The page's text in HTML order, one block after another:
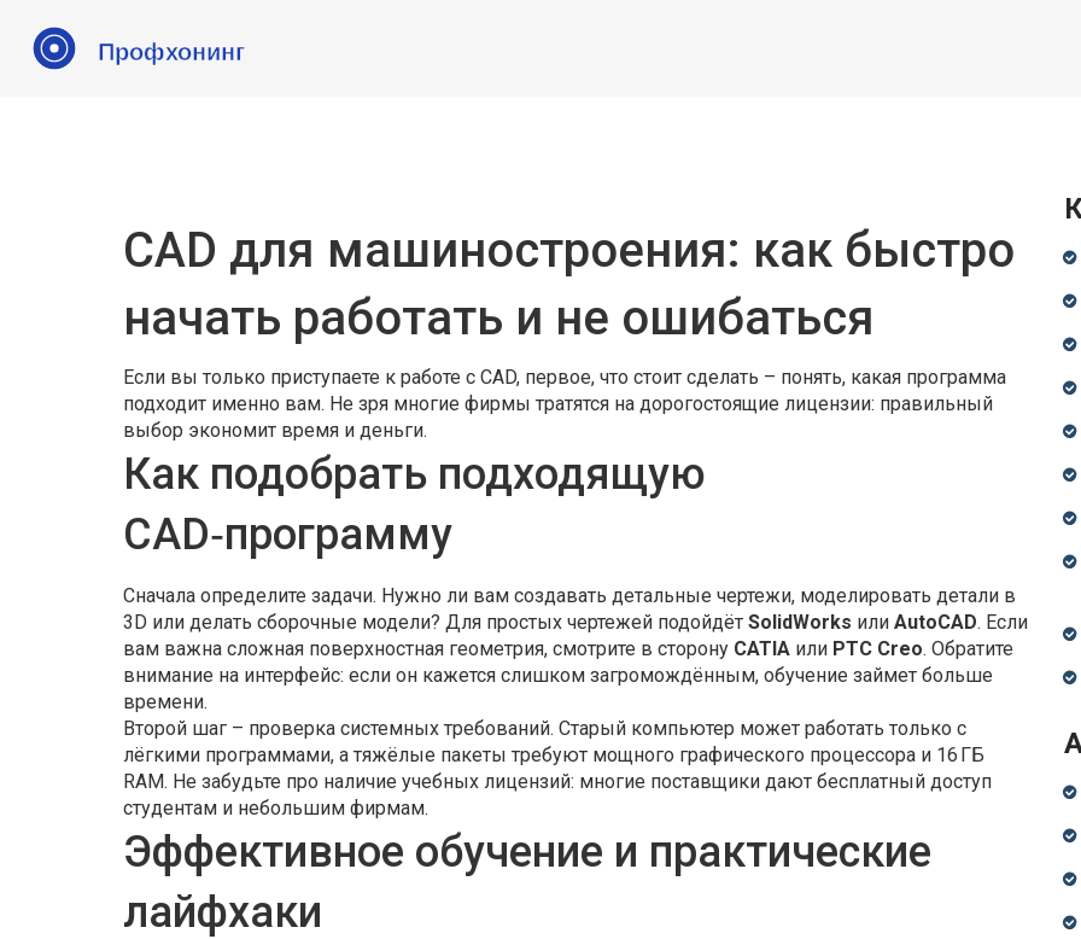
CAD для машиностроения: как быстро
начать работать и не ошибаться
Если вы только приступаете к работе с CAD, первое, что стоит сделать – понять, какая программа
подходит именно вам. Не зря многие фирмы тратятся на дорогостоящие лицензии: правильный
выбор экономит время и деньги.
Как подобрать подходящую
CAD‑программу
Сначала определите задачи. Нужно ли вам создавать детальные чертежи, моделировать детали в
3D или делать сборочные модели? Для простых чертежей подойдёт SolidWorks или AutoCAD. Если
вам важна сложная поверхностная геометрия, смотрите в сторону CATIA или PTC Creo. Обратите
внимание на интерфейс: если он кажется слишком загромождённым, обучение займет больше
времени.
Второй шаг – проверка системных требований. Старый компьютер может работать только с
лёгкими программами, а тяжёлые пакеты требуют мощного графического процессора и 16 ГБ
RAM. Не забудьте про наличие учебных лицензий: многие поставщики дают бесплатный доступ
студентам и небольшим фирмам.
Эффективное обучение и практические
лайфхаки